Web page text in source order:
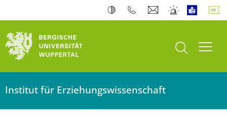
Suche öffnen
Institut für Erziehungswissenschaft